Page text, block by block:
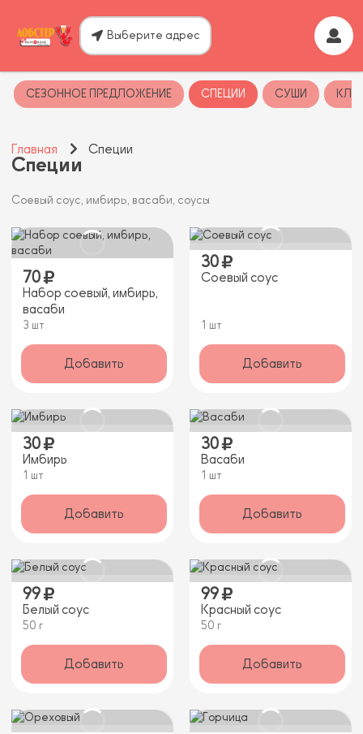
Выберите адрес
СЕЗОННОЕ ПРЕДЛОЖЕНИЕ СПЕЦИИ СУШИ
Главная Специи
Специи
Соевый соус, имбирь, васаби, соусы
70
Набор соевый, имбирь,
васаби
3 шт
Добавить
30
Соевый соус
1 шт
Добавить
30
Имбирь
1 шт
Добавить
30
Васаби
1 шт
Добавить
99
Белый соус
50 г
Добавить
99
Красный соус
50 г
Добавить